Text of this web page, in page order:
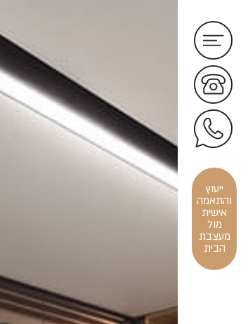
ייעוץ
והתאמה
אישית
מול
מעצבת
הבית